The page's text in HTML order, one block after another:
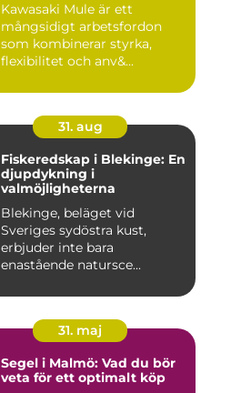
Kawasaki Mule är ett
mångsidigt arbetsfordon
som kombinerar styrka,
flexibilitet och anv&...
31. aug
Fiskeredskap i Blekinge: En
djupdykning i
valmöjligheterna
Blekinge, beläget vid
Sveriges sydöstra kust,
erbjuder inte bara
enastående natursce...
31. maj
Segel i Malmö: Vad du bör
veta för ett optimalt köp